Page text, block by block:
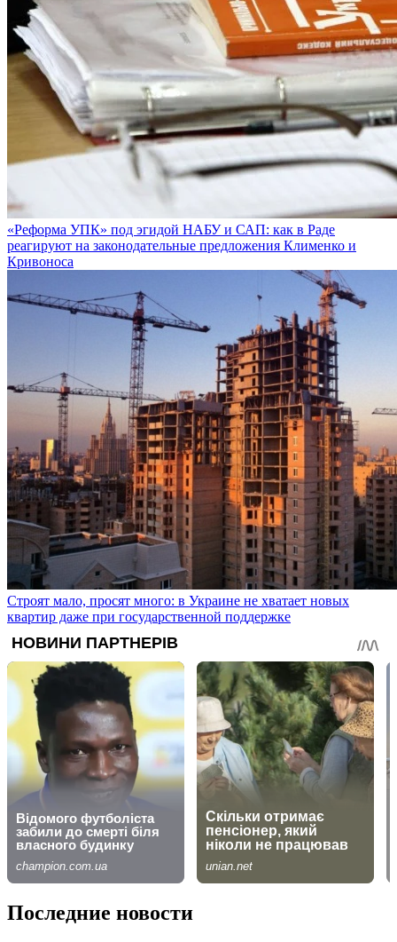
«Реформа УПК» под эгидой НАБУ и САП: как в Раде
реагируют на законодательные предложения Клименко и
Кривоноса
Строят мало, просят много: в Украине не хватает новых
квартир даже при государственной поддержке
Последние новости